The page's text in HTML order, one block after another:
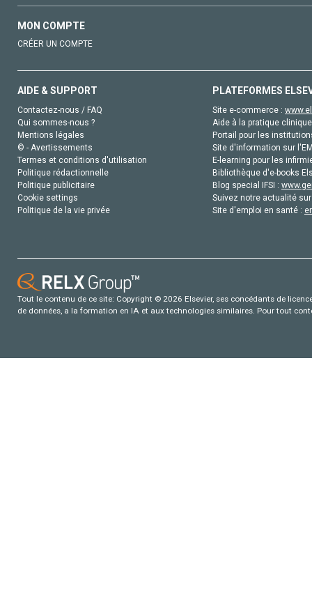
MON COMPTE
CRÉER UN COMPTE
AIDE & SUPPORT
Contactez-nous / FAQ
Qui sommes-nous ?
Mentions légales
© - Avertissements
Termes et conditions d'utilisation
Politique rédactionnelle
Politique publicitaire
Cookie settings
Politique de la vie privée
PLATEFORMES
Site e-commerce :
Aide à la pratique
Portail pour les
Site d'information sur
E-learning pour les
Bibliothèque d'e-books
Blog special IFSI :
Suivez notre actualité
Site d'emploi en santé :
Tout le contenu de ce site: Copyright © 2026 Elsevier, ses concédants de
de données, a la formation en IA et aux technologies similaires. Pour tout